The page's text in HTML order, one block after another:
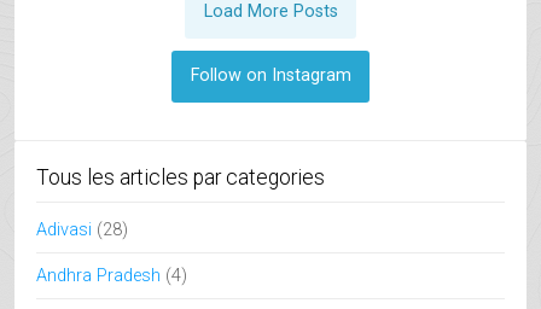
Load More Posts
Follow on Instagram
Tous les articles par categories
Adivasi (28)
Andhra Pradesh (4)